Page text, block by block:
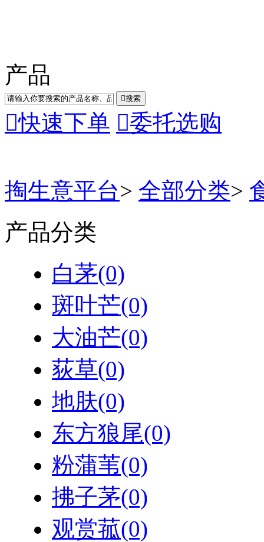
产品
搜索
快速下单 委托选购
掏生意平台> 全部分类>
产品分类
白茅(0)
斑叶芒(0)
大油芒(0)
荻草(0)
地肤(0)
东方狼尾(0)
粉蒲苇(0)
拂子茅(0)
观赏菰(0)